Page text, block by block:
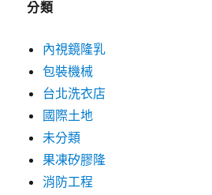
分類
內視鏡隆乳
包裝機械
台北洗衣店
國際土地
未分類
果凍矽膠隆
消防工程